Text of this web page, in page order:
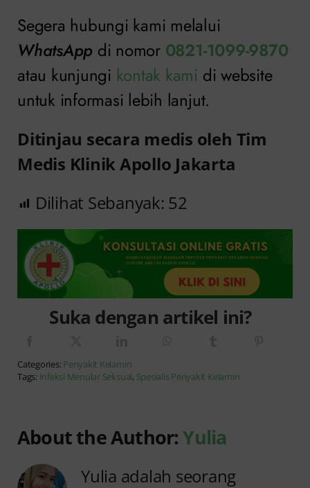
Segera hubungi kami melalui
WhatsApp di nomor 0821-1099-9870
atau kunjungi kontak kami di website
untuk informasi lebih lanjut.
Ditinjau secara medis oleh Tim
Medis Klinik Apollo Jakarta
Dilihat Sebanyak: 52
Suka dengan artikel ini?
Categories: Penyakit Kelamin
Tags: Infeksi Menular Seksual, Spesialis Penyakit Kelamin
About the Author:Yulia
Yulia adalah seorang